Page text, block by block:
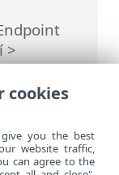
>
(RMM)>
cookies
you the best
website traffic,
can agree to the